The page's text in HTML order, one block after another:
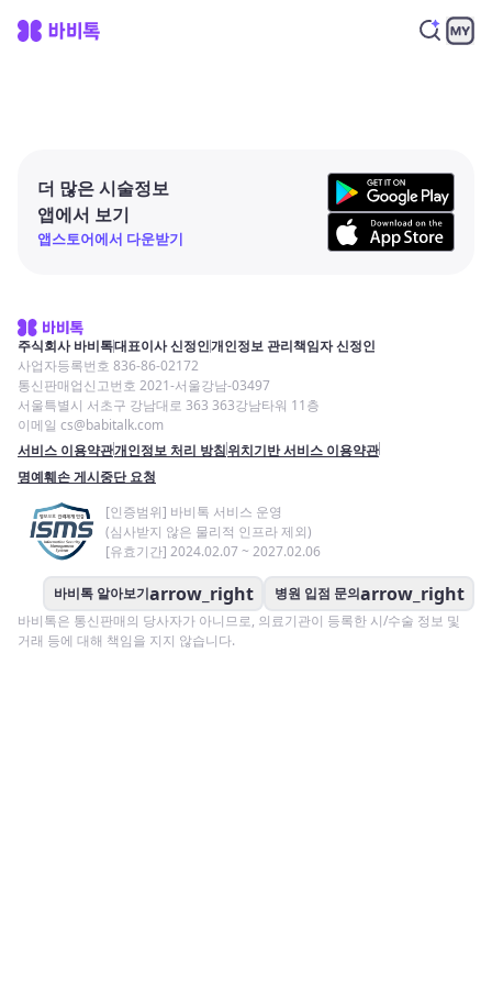
더 많은 시술정보
앱에서 보기
앱스토어에서 다운받기
주식회사 바비톡대표이사 신정인개인정보 관리책임자 신정인
사업자등록번호 836-86-02172
통신판매업신고번호 2021-서울강남-03497
서울특별시 서초구 강남대로 363 363강남타워 11층
이메일 cs@babitalk.com
서비스 이용약관개인정보 처리 방침위치기반 서비스 이용약관
명예훼손 게시중단 요청
[인증범위] 바비톡 서비스 운영
(심사받지 않은 물리적 인프라 제외)
[유효기간] 2024.02.07 ~ 2027.02.06
바비톡 알아보기arrow_right 병원 입점 문의arrow_right
바비톡은 통신판매의 당사자가 아니므로, 의료기관이 등록한 시/수술 정보 및
거래 등에 대해 책임을 지지 않습니다.